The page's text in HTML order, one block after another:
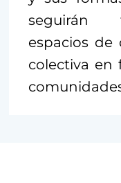
seguirán
espacios de
colectiva en